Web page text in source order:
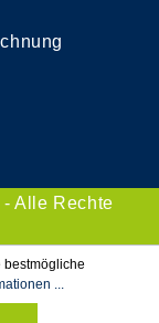
Alle Rechte
bestmögliche
...